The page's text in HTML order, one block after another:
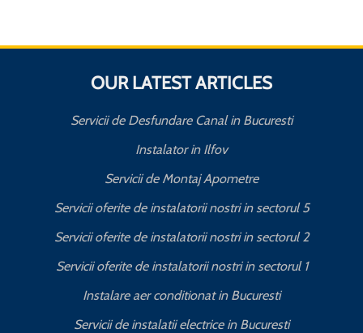
OUR LATEST ARTICLES
Servicii de Desfundare Canal in Bucuresti
Instalator in Ilfov
Servicii de Montaj Apometre
Servicii oferite de instalatorii nostri in sectorul 5
Servicii oferite de instalatorii nostri in sectorul 2
Servicii oferite de instalatorii nostri in sectorul 1
Instalare aer conditionat in Bucuresti
Servicii de instalatii electrice in Bucuresti